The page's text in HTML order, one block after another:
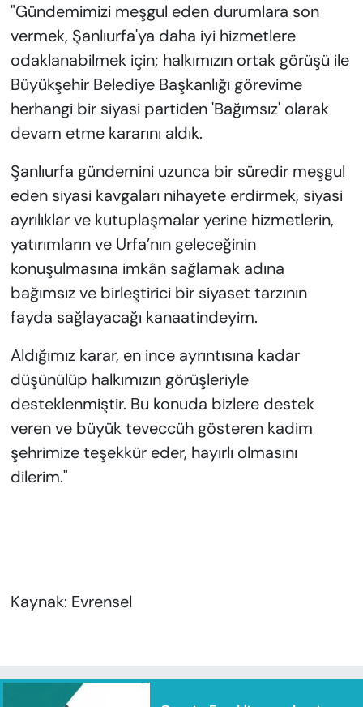
"Gündemimizi meşgul eden durumlara son
vermek, Şanlıurfa'ya daha iyi hizmetlere
odaklanabilmek için; halkımızın ortak görüşü ile
Büyükşehir Belediye Başkanlığı görevime
herhangi bir siyasi partiden 'Bağımsız' olarak
devam etme kararını aldık.
Şanlıurfa gündemini uzunca bir süredir meşgul
eden siyasi kavgaları nihayete erdirmek, siyasi
ayrılıklar ve kutuplaşmalar yerine hizmetlerin,
yatırımların ve Urfa’nın geleceğinin
konuşulmasına imkân sağlamak adına
bağımsız ve birleştirici bir siyaset tarzının
fayda sağlayacağı kanaatindeyim.
Aldığımız karar, en ince ayrıntısına kadar
düşünülüp halkımızın görüşleriyle
desteklenmiştir. Bu konuda bizlere destek
veren ve büyük teveccüh gösteren kadim
şehrimize teşekkür eder, hayırlı olmasını
dilerim."
Kaynak: Evrensel